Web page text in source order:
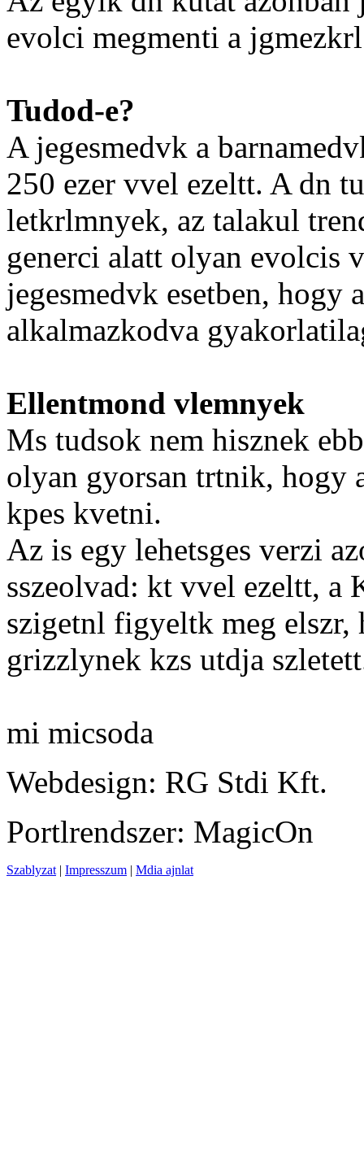
evolci megmenti a
Tudod-e?
A jegesmedvk a
250 ezer vvel ezeltt. A dn
letkrlmnyek, az talakul
generci alatt olyan evolcis
jegesmedvk esetben, hogy
alkalmazkodva
Ellentmond vlemnyek
Ms tudsok nem hisznek
olyan gyorsan trtnik, hogy
kpes kvetni.
Az is egy lehetsges verzi
sszeolvad: kt vvel ezeltt, a
szigetnl figyeltk meg elszr,
grizzlynek kzs utdja
mi micsoda
Webdesign: RG Stdi Kft.
Portlrendszer: MagicOn
Szablyzat | Impresszum | Mdia ajnlat